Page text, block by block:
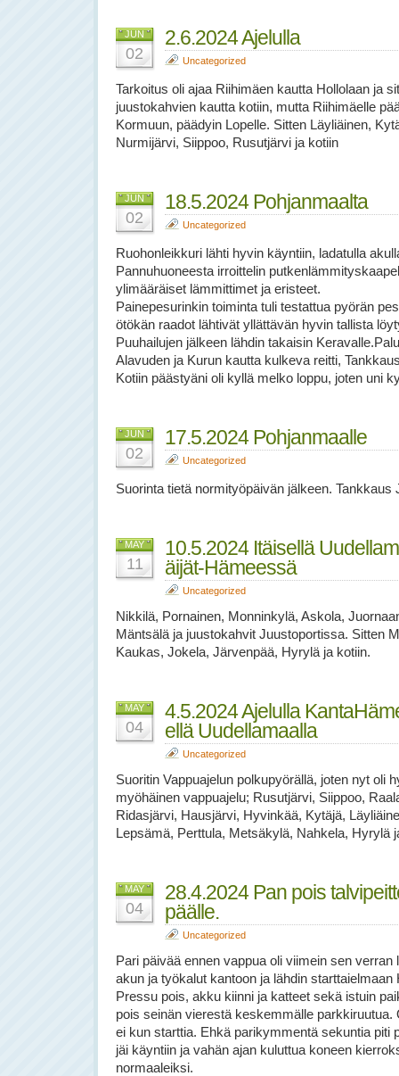
JUN
02
2.6.2024 Ajelulla
Uncategorized
Tarkoitus oli ajaa Riihimäen kautta Hollolaan ja
juustokahvien kautta kotiin, mutta Riihimäelle
Kormuun, päädyin Lopelle. Sitten Läyliäinen,
Nurmijärvi, Siippoo, Rusutjärvi ja kotiin
JUN
02
18.5.2024 Pohjanmaalta
Uncategorized
Ruohonleikkuri lähti hyvin käyntiin, ladatulla
Pannuhuoneesta irroittelin
ylimääräiset lämmittimet ja eristeet.
Painepesurinkin toiminta tuli testattua pyörän
ötökän raadot lähtivät yllättävän hyvin tallista
Puuhailujen jälkeen lähdin takaisin
Alavuden ja Kurun kautta kulkeva reitti,
Kotiin päästyäni oli kyllä melko loppu, joten uni
JUN
02
17.5.2024 Pohjanmaalle
Uncategorized
Suorinta tietä normityöpäivän jälkeen. Tankkaus
MAY
11
10.5.2024 Itäisellä
äijät-Hämeessä
Uncategorized
Nikkilä, Pornainen, Monninkylä, Askola,
Mäntsälä ja juustokahvit Juustoportissa. Sitten
Kaukas, Jokela, Järvenpää, Hyrylä ja kotiin.
MAY
04
4.5.2024 Ajelulla
ellä Uudellamaalla
Uncategorized
Suoritin Vappuajelun polkupyörällä, joten nyt oli
myöhäinen vappuajelu; Rusutjärvi, Siippoo,
Ridasjärvi, Hausjärvi, Hyvinkää, Kytäjä,
Lepsämä, Perttula, Metsäkylä, Nahkela, Hyrylä
MAY
04
28.4.2024 Pan pois
päälle.
Uncategorized
Pari päivää ennen vappua oli viimein sen verran
akun ja työkalut kantoon ja lähdin starttaielmaan
Pressu pois, akku kiinni ja katteet sekä istuin
pois seinän vierestä keskemmälle parkkiruutua.
ei kun starttia. Ehkä parikymmentä sekuntia piti
jäi käyntiin ja vahän ajan kuluttua koneen
normaaleiksi.